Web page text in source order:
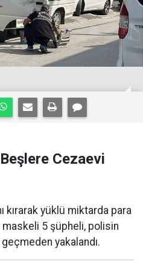
Cezaevi
kırarak yüklü miktarda para
maskeli 5 şüpheli, polisin
yakalandı.